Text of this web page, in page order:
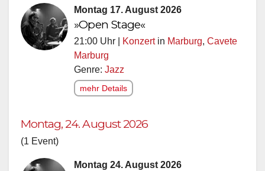
Montag 17. August 2026
»Open Stage«
21:00 Uhr | Konzertin Marburg, Cavete
Marburg
Genre: Jazz
mehr Details
Montag, 24. August 2026
(1 Event)
Montag 24. August 2026